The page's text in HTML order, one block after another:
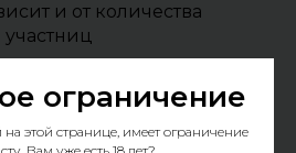
и от количества
участниц
на курс
ограничение
этой странице, имеет ограничение